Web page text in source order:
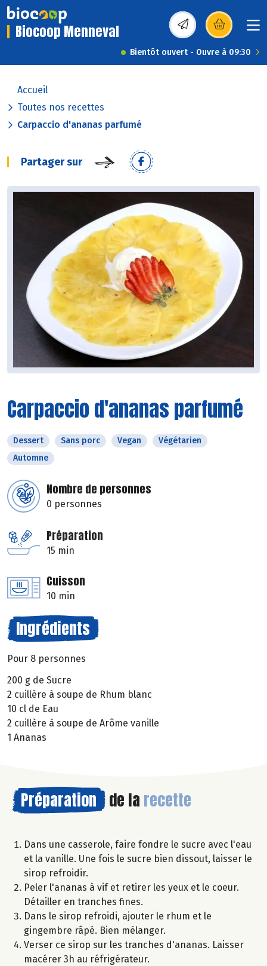
Biocoop Menneval (s’ouvre dans une
Bientôt ouvert - Ouvre à 09:30
Accueil
Toutes nos recettes
Carpaccio d'ananas parfumé
Partager sur
Carpaccio d'ananas parfumé
Dessert Sans porc Vegan
Végétarien
Automne
Nombre de personnes
0 personnes
Préparation
15 min
Cuisson
10 min
Ingrédients
Pour 8 personnes
200 g de Sucre
2 cuillère à soupe de Rhum blanc
10 cl de Eau
2 cuillère à soupe de Arôme vanille
1 Ananas
Préparation de la recette
Dans une casserole, faire fondre le sucre avec l'eau
et la vanille. Une fois le sucre bien dissout, laisser le
sirop refroidir.
Peler l'ananas à vif et retirer les yeux et le coeur.
Détailler en tranches fines.
Dans le sirop refroidi, ajouter le rhum et le
gingembre râpé. Bien mélanger.
Verser ce sirop sur les tranches d'ananas. Laisser
macérer 3h au réfrigérateur.